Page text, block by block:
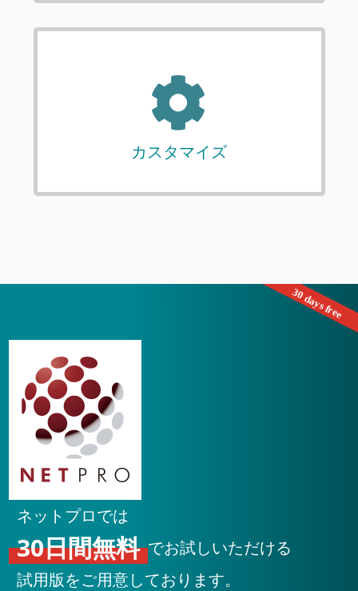
カスタマイズ
ネットプロでは
30日間無料 でお試しいただける
試用版をご用意しております。